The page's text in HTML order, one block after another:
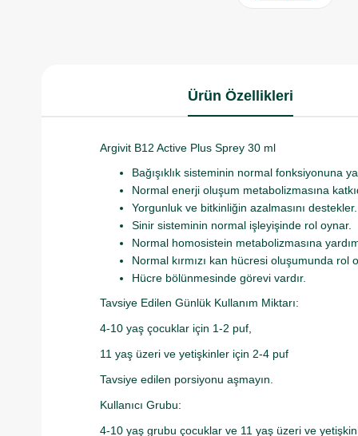
Ürün Özellikleri
Argivit B12 Active Plus Sprey 30 ml
Bağışıklık sisteminin normal fonksiyonuna
Normal enerji oluşum metabolizmasına
Yorgunluk ve bitkinliğin azalmasını destekler.
Sinir sisteminin normal işleyişinde rol oynar.
Normal homosistein metabolizmasına
Normal kırmızı kan hücresi oluşumunda rol
Hücre bölünmesinde görevi vardır.
Tavsiye Edilen Günlük Kullanım Miktarı:
4-10 yaş çocuklar için
11 yaş üzeri ve yetişkinler için 2-4 puf
Tavsiye edilen porsiyonu aşmayın.
Kullanıcı Grubu:
4-10 yaş grubu çocuklar ve 11 yaş üzeri ve